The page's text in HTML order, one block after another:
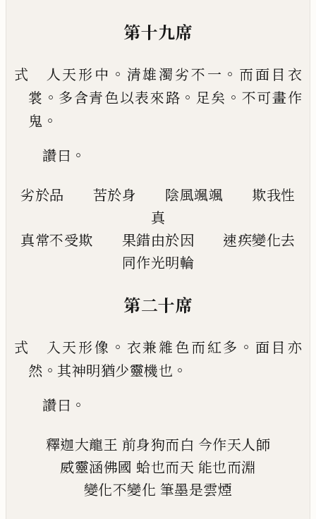
第十九席
式 人天形中 。 清雄濁劣不一 。 而面目衣
裳 。 多含青色以表來路 。 足矣 。 不可畫作
鬼 。
讚曰 。
劣於品 苦於身 陰風颯颯
欺我性
真
真常不受欺
果錯由於因
速疾變化去
同作光明輪
第二十席
式 入天形像 。 衣兼雜色而紅多 。 面目亦
然 。 其神明猶少靈機也 。
讚曰 。
釋迦大龍王 前身狗而白 今作天人師
威靈涵佛國 蛤也而天 能也而淵
變化不變化 筆墨是雲煙